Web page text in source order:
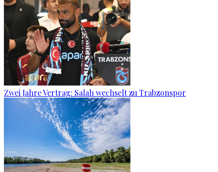
Zwei Jahre Vertrag: Salah wechselt zu Trabzonspor